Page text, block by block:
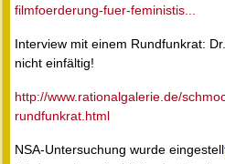
filmfoerderung-fuer-feministis...
Interview mit einem Rundfunkrat:
nicht einfältig!
http://www.rationalgalerie.de/
rundfunkrat.html
NSA-Untersuchung wurde